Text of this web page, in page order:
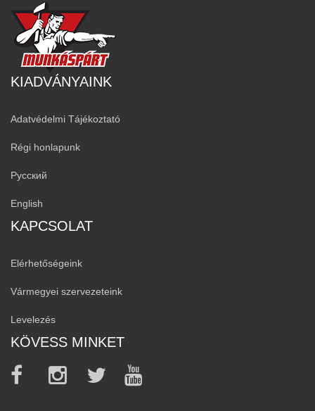
KIADVÁNYAINK
Adatvédelmi Tájékoztató
Régi honlapunk
Русский
English
KAPCSOLAT
Elérhetőségeink
Vármegyei szervezeteink
Levelezés
KÖVESS MINKET